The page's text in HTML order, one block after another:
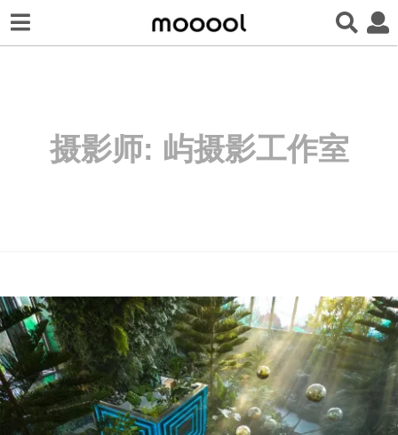
摄影师: 屿摄影工作室